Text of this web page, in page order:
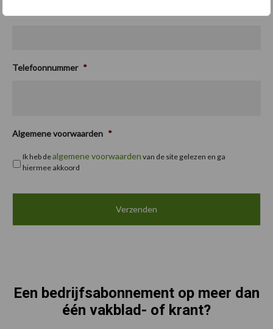
Telefoonnummer *
Algemene voorwaarden *
Ik heb dealgemene voorwaarden van de site gelezen en ga
hiermee akkoord
Een bedrijfsabonnement op meer dan
één vakblad- of krant?